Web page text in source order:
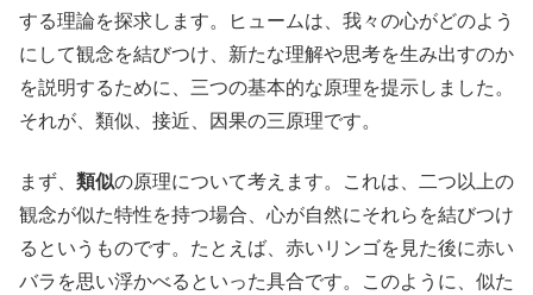
する理論を探求します。ヒュームは、我々の心がどのよう
にして観念を結びつけ、新たな理解や思考を生み出すのか
を説明するために、三つの基本的な原理を提示しました。
それが、類似、接近、因果の三原理です。
まず、 類似の原理について考えます。これは、二つ以上の
観念が似た特性を持つ場合、心が自然にそれらを結びつけ
るというものです。たとえば、赤いリンゴを見た後に赤い
バラを思い浮かべるといった具合です。このように、似た